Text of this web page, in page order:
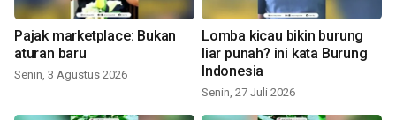
Pajak marketplace: Bukan
aturan baru
Senin, 3 Agustus 2026
Lomba kicau bikin burung
liar punah? ini kata Burung
Indonesia
Senin, 27 Juli 2026